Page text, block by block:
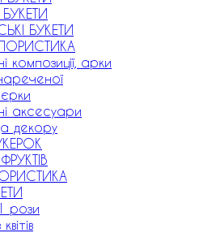
БУКЕТИ
БУКЕТИ
композиції, арки
аксесуари
декору
рози